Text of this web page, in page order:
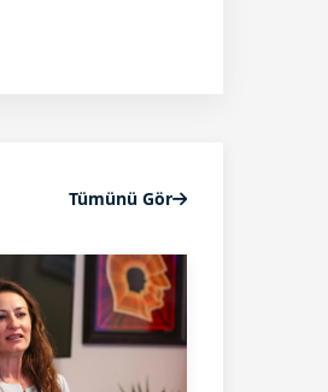
Tümünü Gör